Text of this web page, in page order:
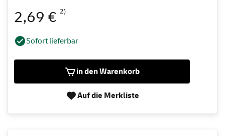
2,69 € 2)
Sofort lieferbar
in den Warenkorb
Auf die Merkliste